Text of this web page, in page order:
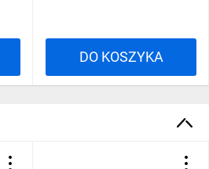
DO KOSZYKA